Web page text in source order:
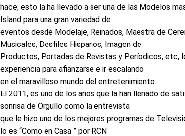
hace; esto la ha llevado a ser una de las Modelos
Island para una gran variedad de
eventos desde Modelaje, Reinados, Maestra de
Musicales, Desfiles Hispanos, Imagen de
Productos, Portadas de Revistas y Períodicos, etc,
experiencia para afianzarse e ir escalando
en el maravilloso mundo del entretenimiento.
El 2011, es uno de los años que la han llenado de
sonrisa de Orgullo como la entrevista
que le hizo uno de los mejores programas de
lo es “Como en Casa ” por RCN